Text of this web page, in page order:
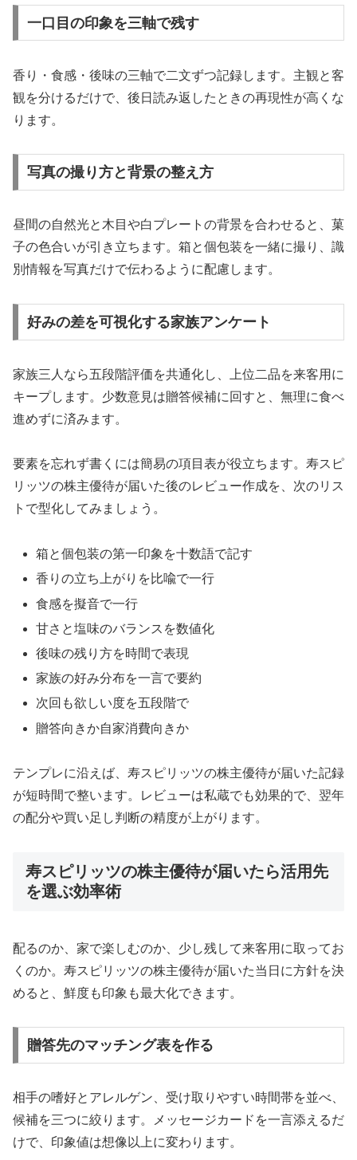
一口目の印象を三軸で残す
香り・食感・後味の三軸で二文ずつ記録します。主観と客
観を分けるだけで、後日読み返したときの再現性が高くな
ります。
写真の撮り方と背景の整え方
昼間の自然光と木目や白プレートの背景を合わせると、菓
子の色合いが引き立ちます。箱と個包装を一緒に撮り、識
別情報を写真だけで伝わるように配慮します。
好みの差を可視化する家族アンケート
家族三人なら五段階評価を共通化し、上位二品を来客用に
キープします。少数意見は贈答候補に回すと、無理に食べ
進めずに済みます。
要素を忘れず書くには簡易の項目表が役立ちます。寿スピ
リッツの株主優待が届いた後のレビュー作成を、次のリス
トで型化してみましょう。
箱と個包装の第一印象を十数語で記す
香りの立ち上がりを比喩で一行
食感を擬音で一行
甘さと塩味のバランスを数値化
後味の残り方を時間で表現
家族の好み分布を一言で要約
次回も欲しい度を五段階で
贈答向きか自家消費向きか
テンプレに沿えば、寿スピリッツの株主優待が届いた記録
が短時間で整います。レビューは私蔵でも効果的で、翌年
の配分や買い足し判断の精度が上がります。
寿スピリッツの株主優待が届いたら活用先
を選ぶ効率術
配るのか、家で楽しむのか、少し残して来客用に取ってお
くのか。寿スピリッツの株主優待が届いた当日に方針を決
めると、鮮度も印象も最大化できます。
贈答先のマッチング表を作る
相手の嗜好とアレルゲン、受け取りやすい時間帯を並べ、
候補を三つに絞ります。メッセージカードを一言添えるだ
けで、印象値は想像以上に変わります。